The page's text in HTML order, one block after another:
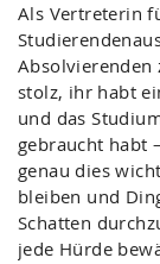
Als Vertreterin
Absolvierenden
stolz, ihr habt
und das
gebraucht habt
genau dies
bleiben und
Schatten
jede Hürde